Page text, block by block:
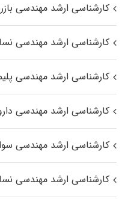
کارشناسی ارشد مهندسی
کارشناسی ارشد مهندسی
کارشناسی ارشد مهندسی
کارشناسی ارشد مهندسی
کارشناسی ارشد مهندسی
کارشناسی ارشد مهندسی